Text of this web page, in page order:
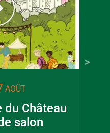
AOÛT
du Château
salon